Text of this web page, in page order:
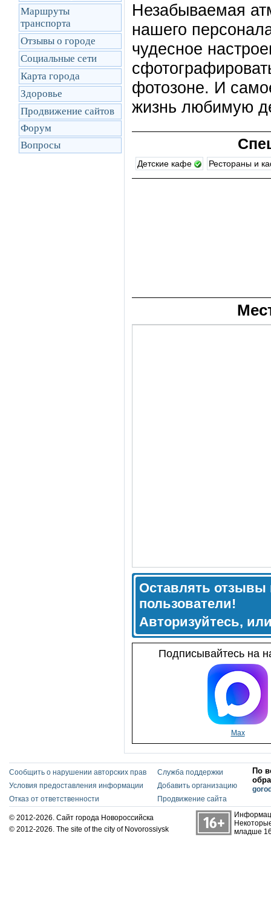
Маршруты
транcпорта
Отзывы о городе
Социальные сети
Карта города
Здоровье
Продвижение сайтов
Форум
Вопросы
Незабываемая
нашего
чудесное
фотозоне. И
жизнь любимую
Детские кафе Рестораны и
Оставлять отзывы
пользователи!
Авторизуйтесь,
Подписывайтесь на
Max
Сообщить о нарушении авторских прав
Условия предоставления информации
Отказ от ответственности
Служба поддержки
Добавить организацию
Продвижение сайта
По
© 2012-2026. Сайт города Новороссийска
© 2012-2026. The site of the city of Novorossiysk
младше